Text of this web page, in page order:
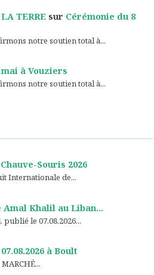
TERRE sur Cérémonie du 8
notre soutien total à...
à Vouziers
notre soutien total à...
Souris 2026
Internationale de...
Khalil au Liban...
le 07.08.2026...
à Boult